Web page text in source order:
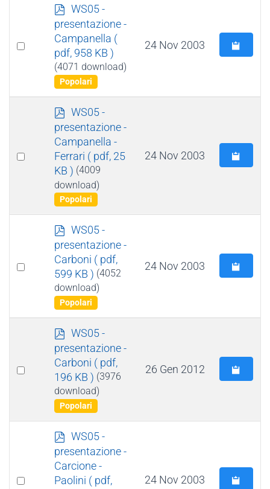
Select
p
d
f
WS05 -
presentazione -
Campanella (
pdf, 958 KB )
(4071 download)
Popolari
24 Nov 2003
Select
p
d
f
WS05 -
presentazione -
Campanella -
Ferrari ( pdf, 25
KB ) (4009
download)
Popolari
24 Nov 2003
Select
p
d
f
WS05 -
presentazione -
Carboni ( pdf,
599 KB ) (4052
download)
Popolari
24 Nov 2003
Select
p
d
f
WS05 -
presentazione -
Carboni ( pdf,
196 KB ) (3976
download)
Popolari
26 Gen 2012
Select
p
d
f
WS05 -
presentazione -
Carcione -
Paolini ( pdf,
24 Nov 2003